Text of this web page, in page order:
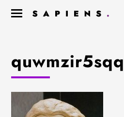
quwmzir5sqq